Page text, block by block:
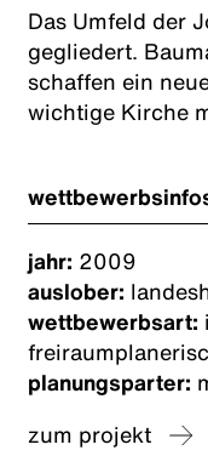
Das Umfeld der
gegliedert.
schaffen ein
wichtige Kirche
jahr: 2009
auslober:
wettbewerbsart:
planungsparter:
zum projekt